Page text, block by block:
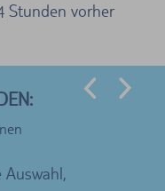
Stunden vorher
Auswahl,